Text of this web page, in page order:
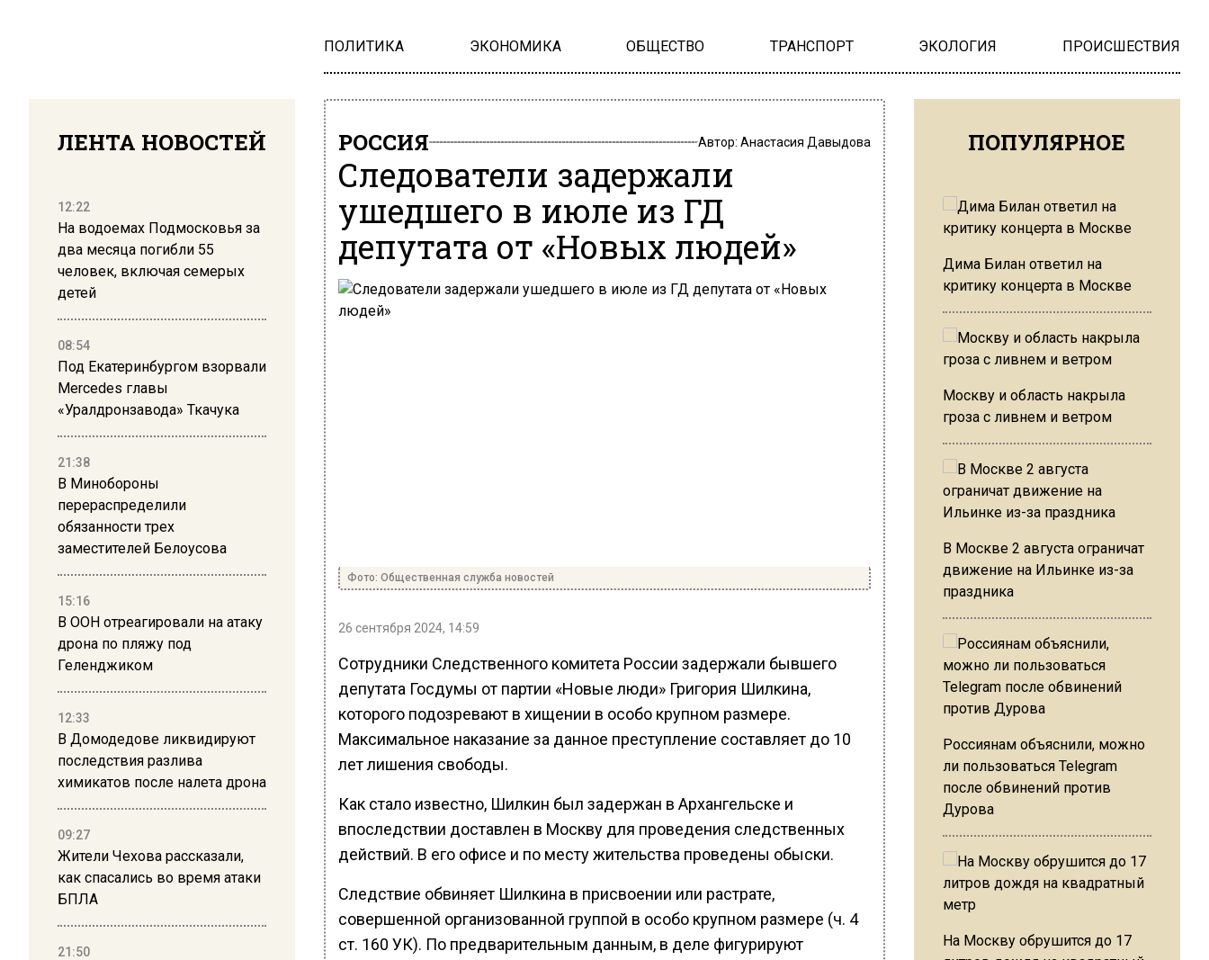
ПОЛИТИКА ЭКОНОМИКА ОБЩЕСТВО ТРАНСПОРТ ЭКОЛОГИЯ ПРОИСШЕСТВИЯ
ЛЕНТА НОВОСТЕЙ
12:22
На водоемах Подмосковья за
два месяца погибли 55
человек, включая семерых
детей
08:54
Под Екатеринбургом взорвали
Mercedes главы
«Уралдронзавода» Ткачука
21:38
В Минобороны
перераспределили
обязанности трех
заместителей Белоусова
15:16
В ООН отреагировали на атаку
дрона по пляжу под
Геленджиком
12:33
В Домодедове ликвидируют
последствия разлива
химикатов после налета дрона
09:27
Жители Чехова рассказали,
как спасались во время атаки
БПЛА
21:50
РОССИЯ Автор: Анастасия Давыдова
Следователи задержали
ушедшего в июле из ГД
депутата от «Новых людей»
Фото: Общественная служба новостей
26 сентября 2024, 14:59
Сотрудники Следственного комитета России задержали бывшего
депутата Госдумы от партии «Новые люди» Григория Шилкина,
которого подозревают в хищении в особо крупном размере.
Максимальное наказание за данное преступление составляет до 10
лет лишения свободы.
Как стало известно, Шилкин был задержан в Архангельске и
впоследствии доставлен в Москву для проведения следственных
действий. В его офисе и по месту жительства проведены обыски.
Следствие обвиняет Шилкина в присвоении или растрате,
совершенной организованной группой в особо крупном размере (ч. 4
ст. 160 УК). По предварительным данным, в деле фигурируют
ПОПУЛЯРНОЕ
Дима Билан ответил на
критику концерта в Москве
Москву и область накрыла
гроза с ливнем и ветром
В Москве 2 августа ограничат
движение на Ильинке из-за
праздника
Россиянам объяснили, можно
ли пользоваться Telegram
после обвинений против
Дурова
На Москву обрушится до 17